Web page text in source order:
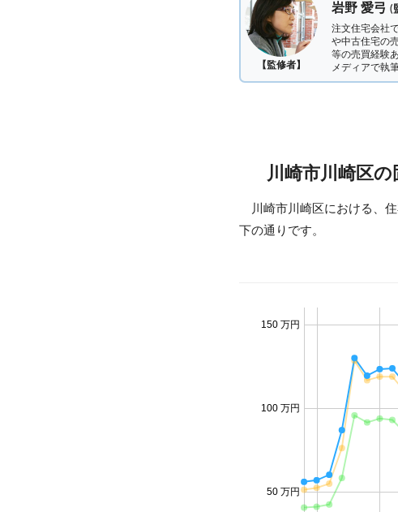
【監修者】
岩野 愛弓(
注文住宅会社
や中古住宅の
等の売買経験
メディアで執
川崎市川崎区
川崎市川崎区における、
下の通りです。
50 万円
100 万円
150 万円